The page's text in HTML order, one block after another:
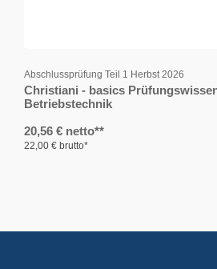
Abschlussprüfung Teil 1 Herbst 2026
Christiani - basics
Betriebstechnik
20,56 € netto**
22,00 € brutto*